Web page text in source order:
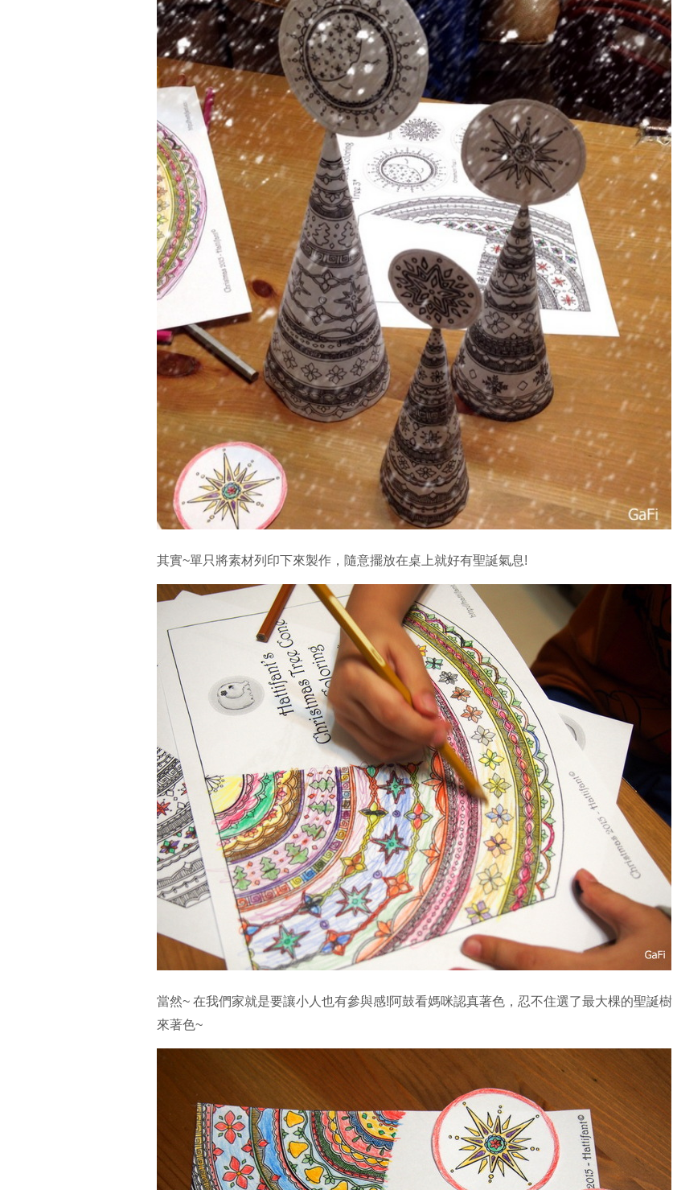
其實~單只將素材列印下來製作，隨意擺放在桌上就好有聖誕氣息!
當然~ 在我們家就是要讓小人也有參與感!阿鼓看媽咪認真著色，忍不住選了最大棵的聖誕樹
來著色~